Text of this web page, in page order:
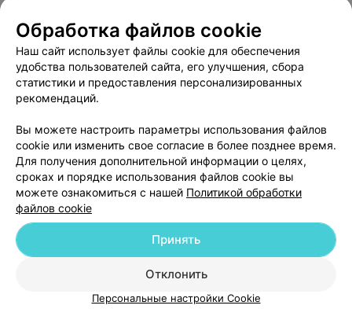
Пользовательское соглашение
Способы оплаты
Вакансии
Партнеры
Написать руководителю 103.by
Обработка персональных данных
© 2026 ООО «Артокс Лаб», УНП 191700409
| 220012, Республика Беларусь,
Служба поддержки +375 291212755
Обработка файлов cookie
Наш сайт использует файлы cookie для обеспечения
удобства пользователей сайта, его улучшения, сбора
статистики и предоставления персонализированных
рекомендаций.
Вы можете настроить параметры использования файлов
cookie или изменить свое согласие в более позднее время.
Для получения дополнительной информации о целях,
сроках и порядке использования файлов cookie вы
можете ознакомиться с нашей Политикой обработки
файлов cookie
Отклонить
Принять
Персональные настройки Cookie